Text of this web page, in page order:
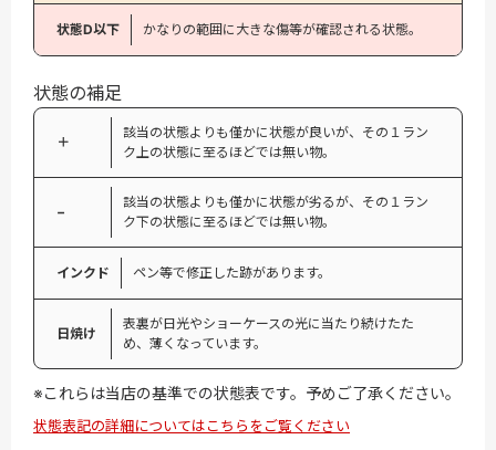
状態D以下 かなりの範囲に大きな傷等が確認される状態。
状態の補足
＋
該当の状態よりも僅かに状態が良いが、その１ラン
ク上の状態に至るほどでは無い物。
−
該当の状態よりも僅かに状態が劣るが、その１ラン
ク下の状態に至るほどでは無い物。
インクド ペン等で修正した跡があります。
日焼け
表裏が日光やショーケースの光に当たり続けたた
め、薄くなっています。
※これらは当店の基準での状態表です。予めご了承ください。
状態表記の詳細についてはこちらをご覧ください